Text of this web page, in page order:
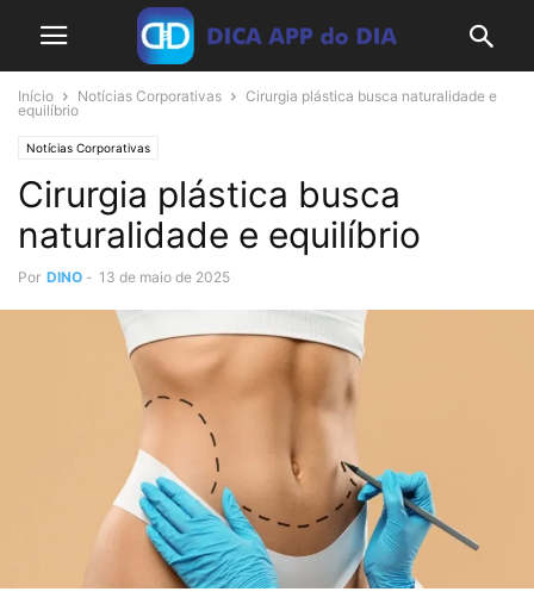
Início Notícias Corporativas
Cirurgia plástica busca naturalidade e
equilíbrio
Notícias Corporativas
Cirurgia plástica busca
naturalidade e equilíbrio
Por DINO - 13 de maio de 2025